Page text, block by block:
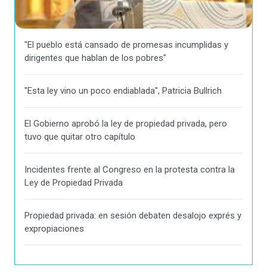
"El pueblo está cansado de promesas incumplidas y
dirigentes que hablan de los pobres"
"Esta ley vino un poco endiablada", Patricia Bullrich
El Gobierno aprobó la ley de propiedad privada, pero
tuvo que quitar otro capítulo
Incidentes frente al Congreso en la protesta contra la
Ley de Propiedad Privada
Propiedad privada: en sesión debaten desalojo exprés y
expropiaciones